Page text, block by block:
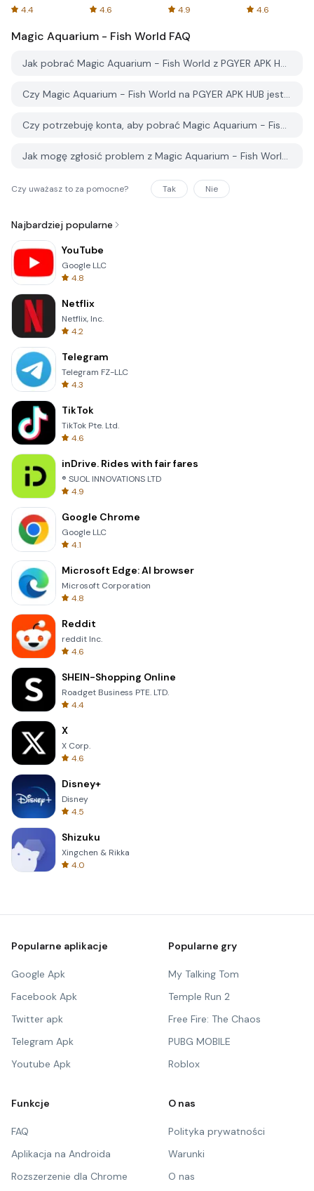
4.4
Spreadsheets
4.6 4.9
AFTVnews
4.6
Magic Aquarium - Fish World FAQ
Jak pobrać Magic Aquarium - Fish World z PGYER APK HUB?
Czy Magic Aquarium - Fish World na PGYER APK HUB jest darmowy do pobrania?
Czy potrzebuję konta, aby pobrać Magic Aquarium - Fish World z PGYER APK HUB?
Jak mogę zgłosić problem z Magic Aquarium - Fish World na PGYER APK HUB?
Czy uważasz to za pomocne? Tak Nie
Najbardziej popularne
YouTube
Google LLC
4.8
Netflix
Netflix, Inc.
4.2
Telegram
Telegram FZ-LLC
4.3
TikTok
TikTok Pte. Ltd.
4.6
inDrive. Rides with fair fares
® SUOL INNOVATIONS LTD
4.9
Google Chrome
Google LLC
4.1
Microsoft Edge: AI browser
Microsoft Corporation
4.8
Reddit
reddit Inc.
4.6
SHEIN-Shopping Online
Roadget Business PTE. LTD.
4.4
X
X Corp.
4.6
Disney+
Disney
4.5
Shizuku
Xingchen & Rikka
4.0
Popularne aplikacje
Google Apk
Facebook Apk
Twitter apk
Telegram Apk
Youtube Apk
Popularne gry
My Talking Tom
Temple Run 2
Free Fire: The Chaos
PUBG MOBILE
Roblox
Funkcje
FAQ
Aplikacja na Androida
Rozszerzenie dla Chrome
O nas
Polityka prywatności
Warunki
O nas